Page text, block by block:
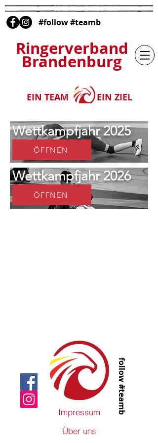
#follow #teamb
Ringerverband
Brandenburg
EIN TEAM EIN ZIEL
ÖFFNEN
Wettkampfjahr 2025
ÖFFNEN
Wettkampfjahr 2026
follow #teamb
Impressum
Über uns